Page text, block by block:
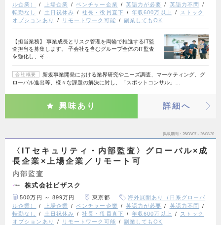
ル企業）
上場企業 ベンチャー企業 英語力が必要
英語力不問
転勤なし
土日祝休み 社長・役員直下 年収600万以上
ストック
オプションあり
リモートワーク可能 副業してもOK
【担当業務】 事業成長とリスク管理を両輪で推進するIT監
査担当を募集します。 子会社を含むグループ全体のIT監査
を強化し、そ…
会社概要
新規事業開発における業界研究やニーズ調査、マーケティング、グ
ローバル進出等、様々な課題の解決に対し、「スポットコンサル」…
興味あり 詳細へ
掲載期間 26/08/07～26/08/20
〈ITセキュリティ・内部監査〉グローバル×成
長企業×上場企業／リモート可
内部監査
株式会社ビザスク
500万円 ～ 899万円 東京都
海外展開あり（日系グローバ
ル企業）
上場企業 ベンチャー企業 英語力が必要
英語力不問
転勤なし
土日祝休み 社長・役員直下 年収600万以上
ストック
オプションあり
リモートワーク可能 副業してもOK